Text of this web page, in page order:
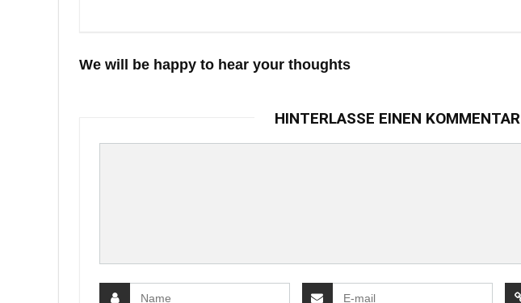
We will be happy to hear your thoughts
HINTERLASSE EINEN KOMMENTAR